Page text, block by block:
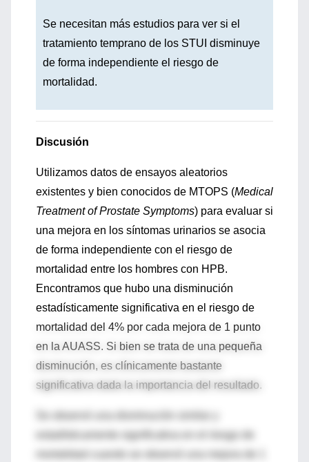
Se necesitan más estudios para ver si el
tratamiento temprano de los STUI disminuye
de forma independiente el riesgo de
mortalidad.
Discusión
Utilizamos datos de ensayos aleatorios
existentes y bien conocidos de MTOPS (Medical
Treatment of Prostate Symptoms) para evaluar si
una mejora en los síntomas urinarios se asocia
de forma independiente con el riesgo de
mortalidad entre los hombres con HPB.
Encontramos que hubo una disminución
estadísticamente significativa en el riesgo de
mortalidad del 4% por cada mejora de 1 punto
en la AUASS. Si bien se trata de una pequeña
disminución, es clínicamente bastante
significativa dada la importancia del resultado.
estadísticamente significativa en el riesgo de